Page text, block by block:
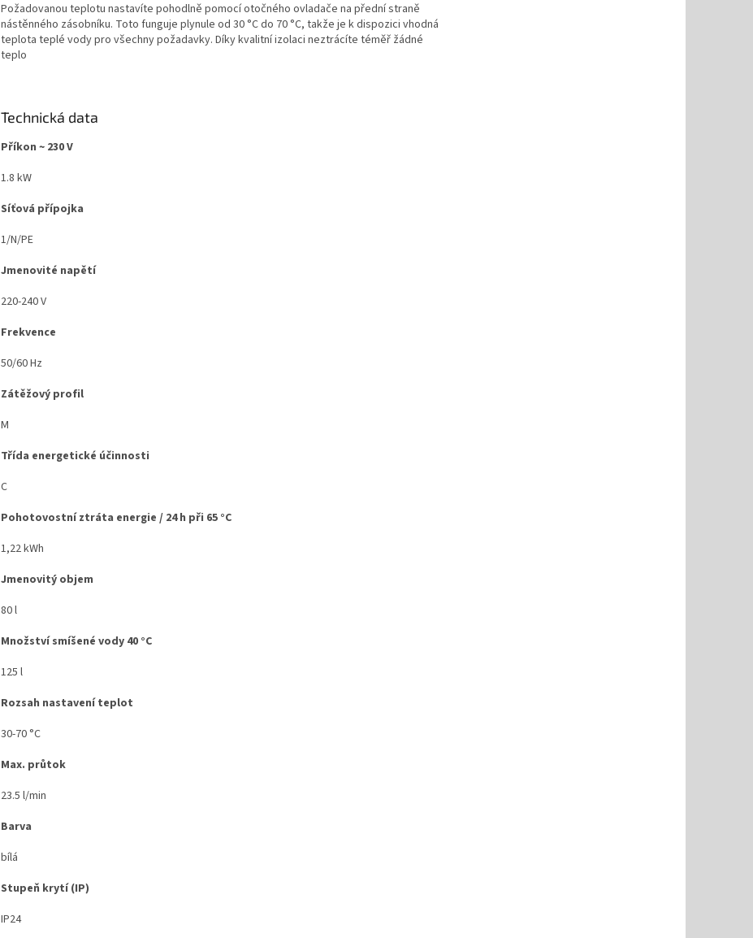
Požadovanou teplotu nastavíte pohodlně pomocí otočného ovladače na přední straně
nástěnného zásobníku. Toto funguje plynule od 30 °C do 70 °C, takže je k dispozici vhodná
teplota teplé vody pro všechny požadavky. Díky kvalitní izolaci neztrácíte téměř žádné
teplo
Technická data
Příkon ~ 230 V
1.8 kW
Síťová přípojka
1/N/PE
Jmenovité napětí
220-240 V
Frekvence
50/60 Hz
Zátěžový profil
M
Třída energetické účinnosti
C
Pohotovostní ztráta energie / 24 h při 65 °C
1,22 kWh
Jmenovitý objem
80 l
Množství smíšené vody 40 °C
125 l
Rozsah nastavení teplot
30-70 °C
Max. průtok
23.5 l/min
Barva
bílá
Stupeň krytí (IP)
IP24